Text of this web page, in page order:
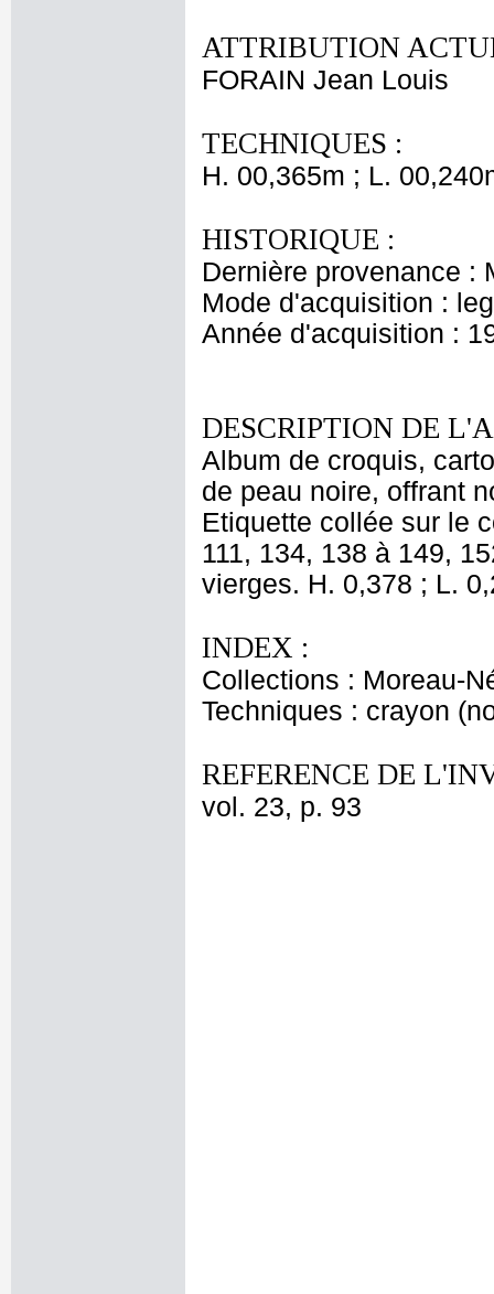
ATTRIBUTION
FORAIN Jean Louis
TECHNIQUES :
H. 00,365m ; L.
HISTORIQUE :
Dernière provenance :
Mode d'acquisition :
Année d'acquisition :
DESCRIPTION DE
Album de croquis,
de peau noire, offrant
Etiquette collée sur le
111, 134, 138 à 149,
vierges. H. 0,378 ; L.
INDEX :
Collections : Moreau-
Techniques : crayon
REFERENCE DE
vol. 23, p. 93